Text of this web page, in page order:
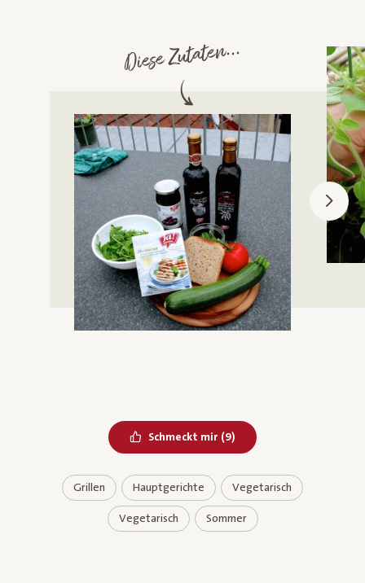
Diese Zutaten...
Schmeckt mir Bereits geliked
(9)
Grillen Hauptgerichte Vegetarisch
Vegetarisch Sommer